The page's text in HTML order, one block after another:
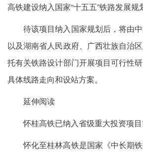
高铁建设纳入国家“十五五”铁路发展规
待该项目纳入国家规划后，将由
以及湖南省人民政府、广西壮族自治
托有关铁路设计部门开展项目可行性
具体线路走向和设站方案。
延伸阅读
怀桂高铁已纳入省级重大投资项
怀化至桂林高铁是国家《中长期